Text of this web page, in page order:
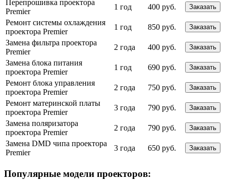
Перепрошивка проектора
Premier
1 год 400 руб. Заказать
Ремонт системы охлаждения
проектора Premier
1 год 850 руб. Заказать
Замена фильтра проектора
Premier
2 года 400 руб. Заказать
Замена блока питания
проектора Premier
1 год 690 руб. Заказать
Ремонт блока управления
проектора Premier
2 года 750 руб. Заказать
Ремонт материнской платы
проектора Premier
3 года 790 руб. Заказать
Замена поляризатора
проектора Premier
2 года 790 руб. Заказать
Замена DMD чипа проектора
Premier
3 года 650 руб. Заказать
Популярные модели проекторов: